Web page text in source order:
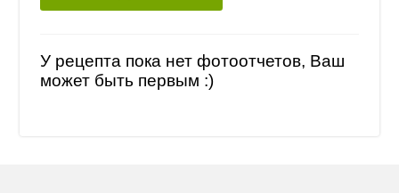
У рецепта пока нет фотоотчетов, Ваш
может быть первым :)